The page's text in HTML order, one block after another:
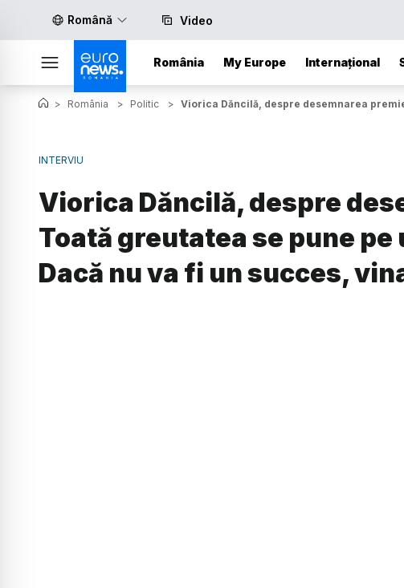
Română Video
România My Europe Internațional
> România > Politic > Viorica Dăncilă, despre desemnarea
INTERVIU
Viorica Dăncilă, despre
Toată greutatea se pune
Dacă nu va fi un succes,